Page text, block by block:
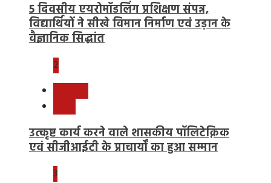
5 दिवसीय एयरोमॉडलिंग प्रशिक्षण संपन्न,
विद्यार्थियों ने सीखे विमान निर्माण एवं उड़ान के
वैज्ञानिक सिद्धांत
2
उत्कृष्ट कार्य करने वाले शासकीय पॉलिटेक्निक
एवं सीजीआईटी के प्राचार्यों का हुआ सम्मान
3